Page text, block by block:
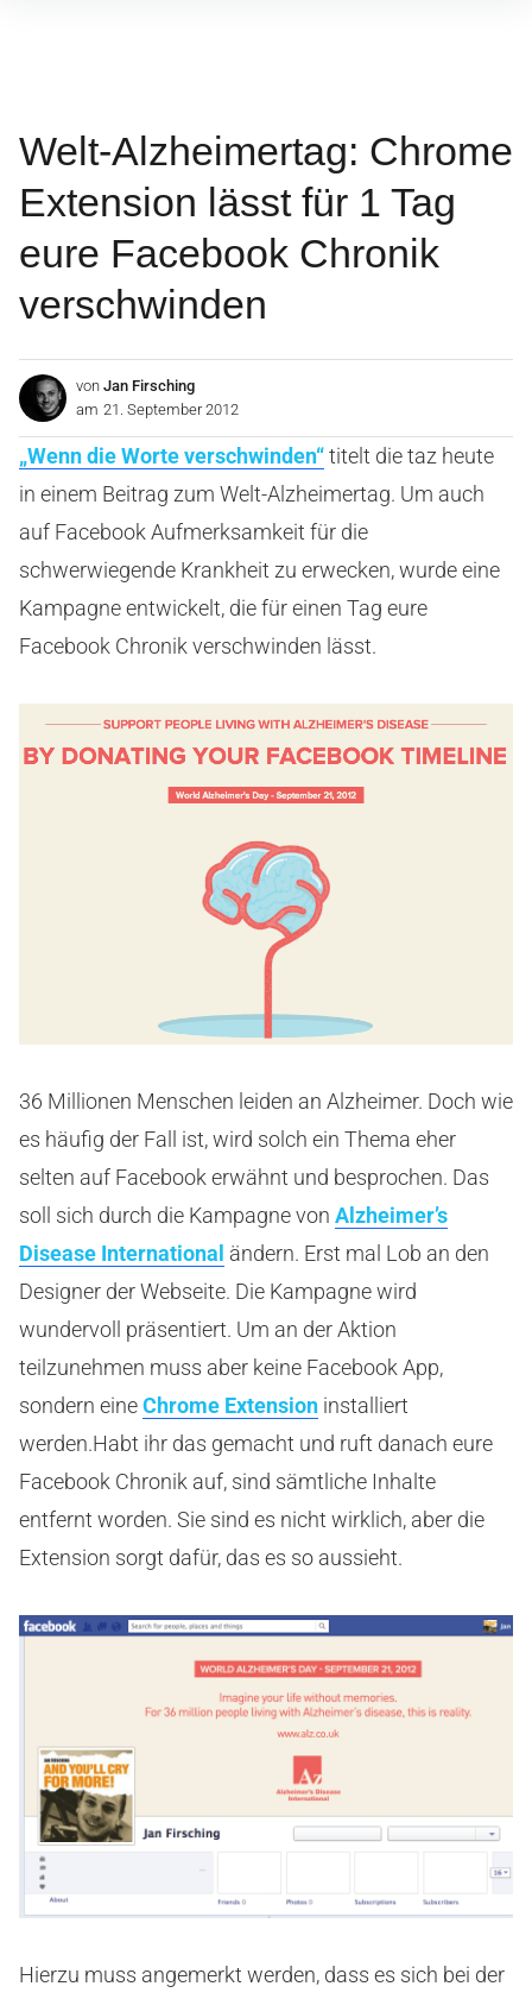
Welt-Alzheimertag: Chrome
Extension lässt für 1 Tag
eure Facebook Chronik
verschwinden
von Jan Firsching
am 21. September 2012
„Wenn die Worte verschwinden“titelt die taz heute
in einem Beitrag zum Welt-Alzheimertag. Um auch
auf Facebook Aufmerksamkeit für die
schwerwiegende Krankheit zu erwecken, wurde eine
Kampagne entwickelt, die für einen Tag eure
Facebook Chronik verschwinden lässt.
36 Millionen Menschen leiden an Alzheimer. Doch wie
es häufig der Fall ist, wird solch ein Thema eher
selten auf Facebook erwähnt und besprochen. Das
soll sich durch die Kampagne von Alzheimer’s
Disease International ändern. Erst mal Lob an den
Designer der Webseite. Die Kampagne wird
wundervoll präsentiert. Um an der Aktion
teilzunehmen muss aber keine Facebook App,
sondern eineChrome Extension installiert
werden.Habt ihr das gemacht und ruft danach eure
Facebook Chronik auf, sind sämtliche Inhalte
entfernt worden. Sie sind es nicht wirklich, aber die
Extension sorgt dafür, das es so aussieht.
Hierzu muss angemerkt werden, dass es sich bei der